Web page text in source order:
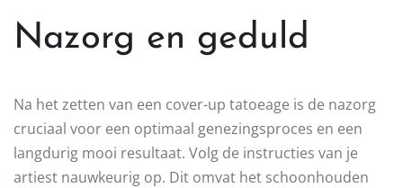
Nazorg en geduld
Na het zetten van een cover-up tatoeage is de nazorg
cruciaal voor een optimaal genezingsproces en een
langdurig mooi resultaat. Volg de instructies van je
artiest nauwkeurig op. Dit omvat het schoonhouden